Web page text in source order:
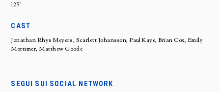
125'
CAST
Jonathan Rhys Meyers , Scarlett Johansson, Paul Kaye, Brian Cox, Emily
Mortimer, Matthew Goode
SEGUI SUI SOCIAL NETWORK